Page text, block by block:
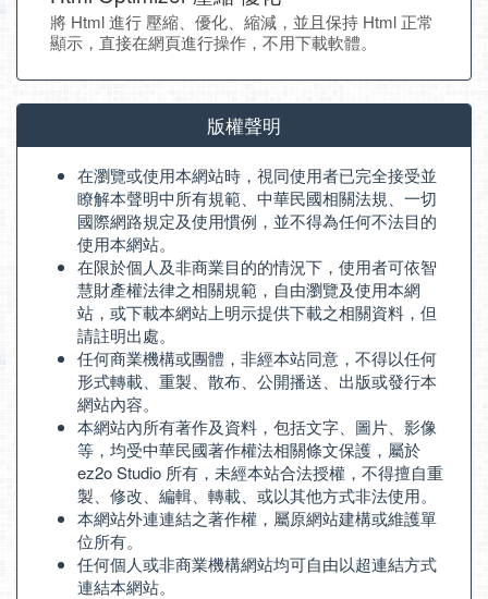
將 Html 進行 壓縮、優化、縮減，並且保持 Html 正常
顯示，直接在網頁進行操作，不用下載軟體。
版權聲明
在瀏覽或使用本網站時，視同使用者已完全接受並
瞭解本聲明中所有規範、中華民國相關法規、一切
國際網路規定及使用慣例，並不得為任何不法目的
使用本網站。
在限於個人及非商業目的的情況下，使用者可依智
慧財產權法律之相關規範，自由瀏覽及使用本網
站，或下載本網站上明示提供下載之相關資料，但
請註明出處。
任何商業機構或團體，非經本站同意，不得以任何
形式轉載、重製、散布、公開播送、出版或發行本
網站內容。
本網站內所有著作及資料，包括文字、圖片、影像
等，均受中華民國著作權法相關條文保護，屬於
ez2o Studio 所有，未經本站合法授權，不得擅自重
製、修改、編輯、轉載、或以其他方式非法使用。
本網站外連連結之著作權，屬原網站建構或維護單
位所有。
任何個人或非商業機構網站均可自由以超連結方式
連結本網站。